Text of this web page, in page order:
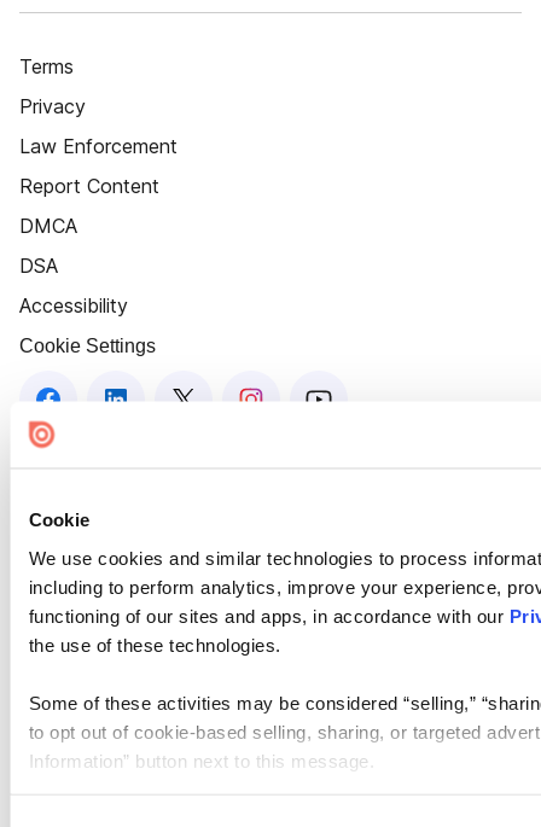
Cookie
We use cookies and similar technologies to process
including to perform analytics, improve your experience,
functioning of our sites and apps, in accordance with our
the use of these technologies.
Some of these activities may be considered “selling,”
to opt out of cookie-based selling, sharing, or targeted
Information” button next to this message.
Terms
Privacy
Law Enforcement
Report Content
DMCA
DSA
Accessibility
Cookie Settings